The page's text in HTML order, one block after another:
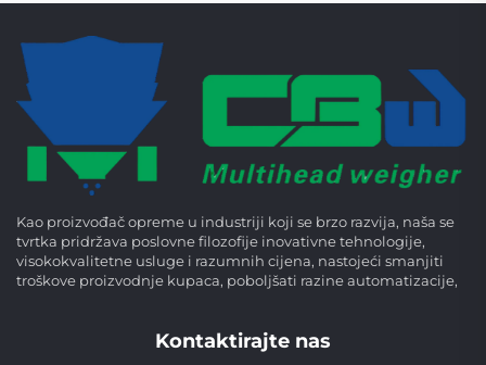
Kao proizvođač opreme u industriji koji se brzo razvija, naša se
tvrtka pridržava poslovne filozofije inovativne tehnologije,
visokokvalitetne usluge i razumnih cijena, nastojeći smanjiti
troškove proizvodnje kupaca, poboljšati razine automatizacije,
Kontaktirajte nas